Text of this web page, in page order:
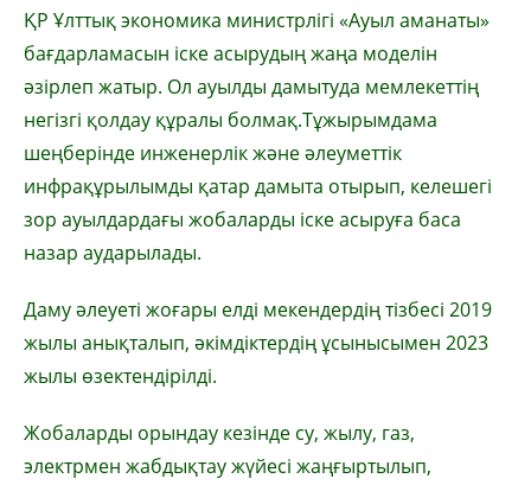
ҚР Ұлттық экономика министрлігі «Ауыл аманаты»
бағдарламасын іске асырудың жаңа моделін
әзірлеп жатыр. Ол ауылды дамытуда мемлекеттің
негізгі қолдау құралы болмақ.Тұжырымдама
шеңберінде инженерлік және әлеуметтік
инфрақұрылымды қатар дамыта отырып, келешегі
зор ауылдардағы жобаларды іске асыруға баса
назар аударылады.
Даму әлеуеті жоғары елді мекендердің тізбесі 2019
жылы анықталып, әкімдіктердің ұсынысымен 2023
жылы өзектендірілді.
Жобаларды орындау кезінде су, жылу, газ,
электрмен жабдықтау жүйесі жаңғыртылып,